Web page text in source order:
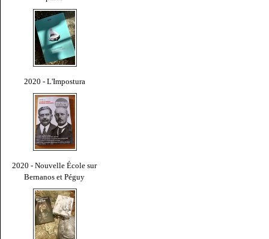
2020 - L'Impostura
2020 - Nouvelle École sur
Bernanos et Péguy